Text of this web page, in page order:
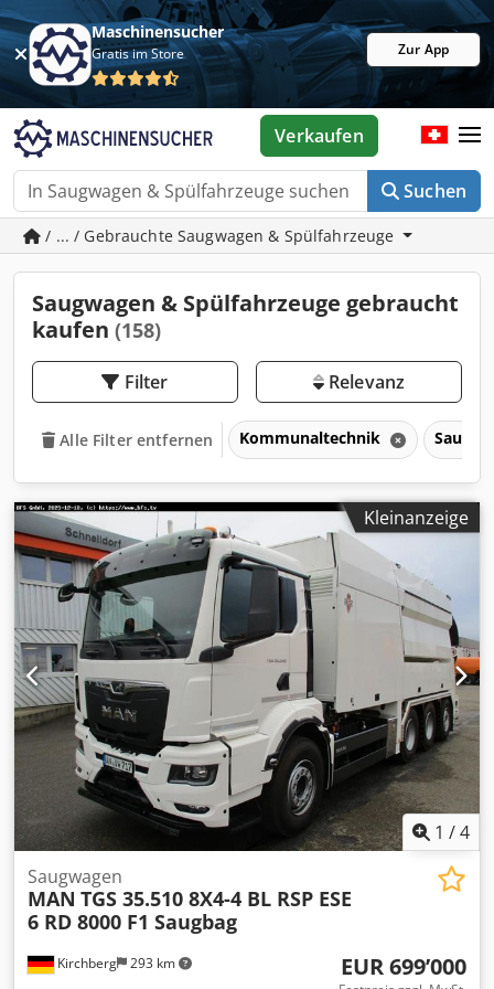
Maschinensucher
Gratis im Store Zur App
Suchen
Verkaufen
/ ... / Gebrauchte Saugwagen & Spülfahrzeuge
Saugwagen & Spülfahrzeuge gebraucht
kaufen (158)
Filter Relevanz
Alle Filter entfernen Kommunaltechnik
Kleinanzeige
1 /4
Kirchberg 293 km
Saugwagen
MAN TGS 35.510 8X4-4 BL RSP ESE
6 RD 8000 F1 Saugbag
EUR 699’000